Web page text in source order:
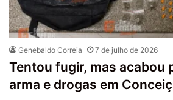
Genebaldo Correia 7 de julho de 2026
Tentou fugir, mas acabou
arma e drogas em